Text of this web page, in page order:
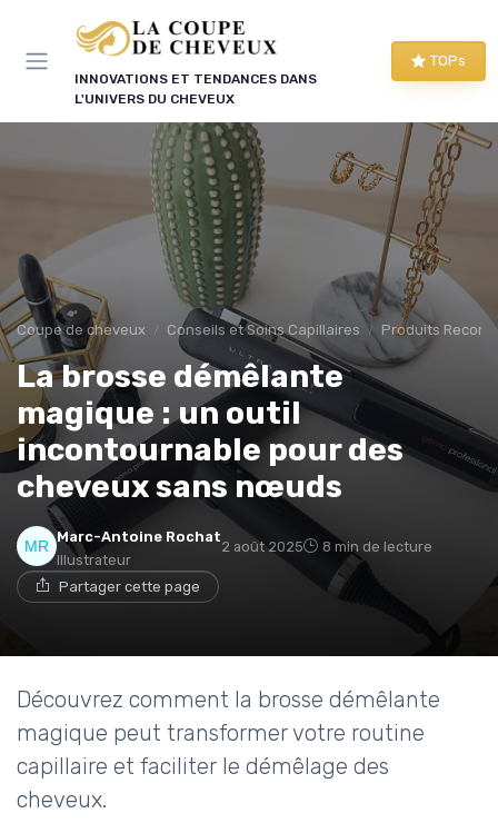
INNOVATIONS ET TENDANCES DANS
L'UNIVERS DU CHEVEUX
TOPs
Coupe de cheveux Conseils et Soins Capillaires Produits
La brosse démêlante
magique : un outil
incontournable pour des
cheveux sans nœuds
Marc-Antoine Rochat
Illustrateur
2 août 2025 8 min de lecture
Partager cette page
Découvrez comment la brosse démêlante
magique peut transformer votre routine
capillaire et faciliter le démêlage des
cheveux.